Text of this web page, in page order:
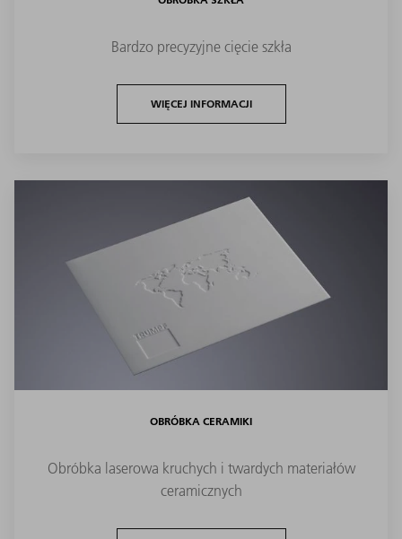
Bardzo precyzyjne cięcie szkła
WIĘCEJ INFORMACJI
OBRÓBKA CERAMIKI
Obróbka laserowa kruchych i twardych materiałów
ceramicznych